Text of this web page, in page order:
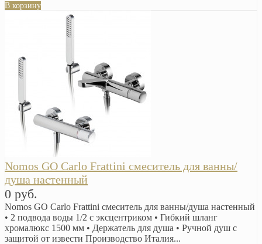
В корзину
Nomos GO Carlo Frattini смеситель для ванны/
душа настенный
0 руб.
Nomos GO Carlo Frattini смеситель для ванны/душа настенный
• 2 подвода воды 1/2 с эксцентриком • Гибкий шланг
хромалюкс 1500 мм • Держатель для душа • Ручной душ с
защитой от извести Производство Италия...